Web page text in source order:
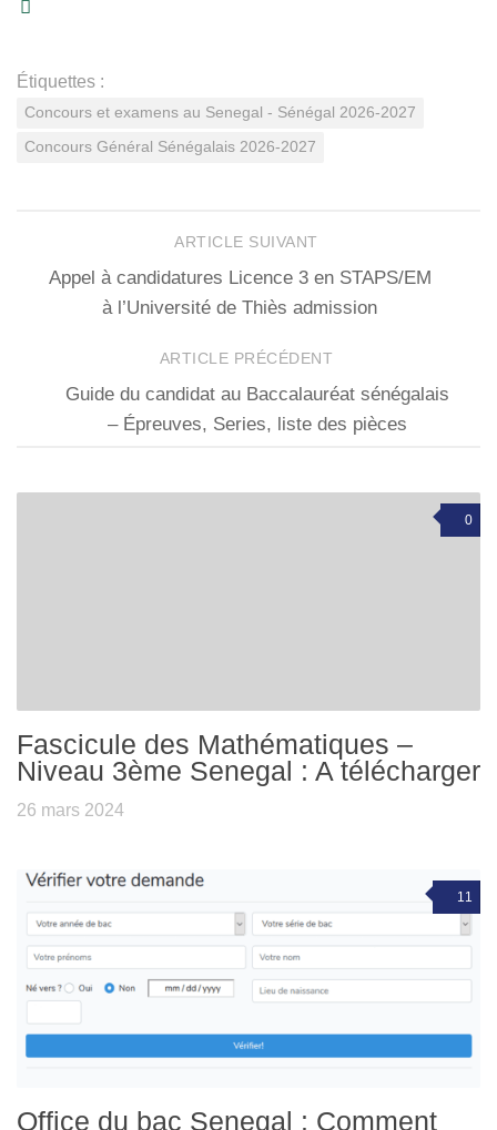
Étiquettes :
Concours et examens au Senegal - Sénégal 2026-2027
Concours Général Sénégalais 2026-2027
ARTICLE SUIVANT
Appel à candidatures Licence 3 en STAPS/EM
à l’Université de Thiès admission
ARTICLE PRÉCÉDENT
Guide du candidat au Baccalauréat sénégalais
– Épreuves, Series, liste des pièces
0
Fascicule des Mathématiques –
Niveau 3ème Senegal : A télécharger
26 mars 2024
11
Office du bac Senegal : Comment